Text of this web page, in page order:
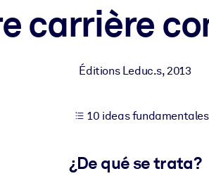
carrière
Éditions Leduc.s,2013
10 ideas fundamentales
¿De qué se trata?